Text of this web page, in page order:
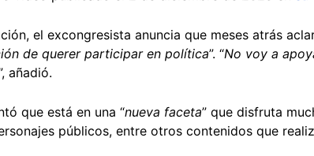
el excongresista anuncia que meses atrás
de querer participar en política”. “No voy a
añadió.
que está en una “nueva faceta” que disfruta
públicos, entre otros contenidos que